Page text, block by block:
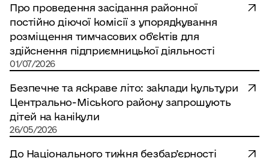
Відділ розвитку підприємництва
Управління з питань благоустрою та
житлової політики
Відділ з питань земельних відносин
Служба у справах дітей
Відділ бухгалтерського обліку
Відділ ведення Державного реєстру
виборців
2018
2017
2016
2015
2014
2013
Вересень
Жовтень
Грудень
9
10
12
13
Про проведення засідання районної
постійно діючої комісії з упорядкування
розміщення тимчасових об'єктів для
здійснення підприємницької діяльності
01/07/2026
Безпечне та яскраве літо: заклади культури
Центрально-Міського району запрошують
дітей на канікули
26/05/2026
До Національного тижня безбар’єрності